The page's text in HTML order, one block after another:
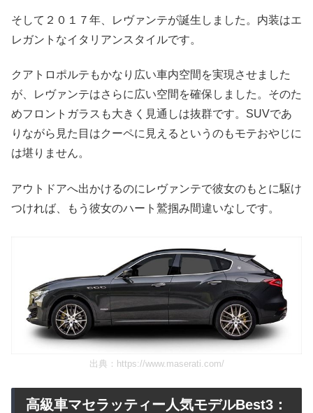
そして２０１７年、レヴァンテが誕生しました。内装はエ
レガントなイタリアンスタイルです。
クアトロポルテもかなり広い車内空間を実現させました
が、レヴァンテはさらに広い空間を確保しました。そのた
めフロントガラスも大きく見通しは抜群です。SUVであ
りながら見た目はクーペに見えるというのもモテおやじに
は堪りません。
アウトドアへ出かけるのにレヴァンテで彼女のもとに駆け
つければ、もう彼女のハート鷲掴み間違いなしです。
出典： https://www.maserati.com/
高級車マセラッティー人気モデルBest3：